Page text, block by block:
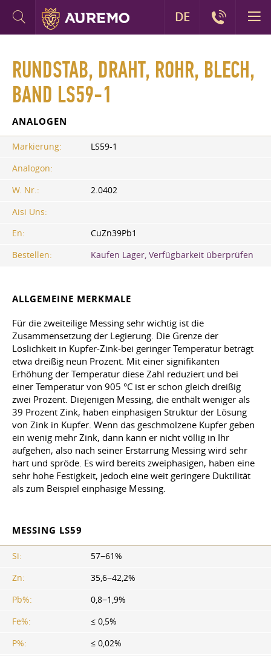
RUNDSTAB, DRAHT, ROHR, BLECH,
BAND LS59-1
ANALOGEN
Markierung:
LS59-1
Analogon:
W. Nr.:
2.0402
Aisi Uns:
En:
CuZn39Pb1
Bestellen:
Kaufen Lager, Verfügbarkeit überprüfen
ALLGEMEINE MERKMALE
Für die zweiteilige Messing sehr wichtig ist die
Zusammensetzung der Legierung. Die Grenze der
Löslichkeit in Kupfer-Zink-bei geringer Temperatur beträgt
etwa dreißig neun Prozent. Mit einer signifikanten
Erhöhung der Temperatur diese Zahl reduziert und bei
einer Temperatur von 905 °C ist er schon gleich dreißig
zwei Prozent. Diejenigen Messing, die enthält weniger als
39 Prozent Zink, haben einphasigen Struktur der Lösung
von Zink in Kupfer. Wenn das geschmolzene Kupfer geben
ein wenig mehr Zink, dann kann er nicht völlig in Ihr
aufgehen, also nach seiner Erstarrung Messing wird sehr
hart und spröde. Es wird bereits zweiphasigen, haben eine
sehr hohe Festigkeit, jedoch eine weit geringere Duktilität
als zum Beispiel einphasige Messing.
MESSING LS59
Si:
57−61%
Zn:
35,6−42,2%
Pb%:
0,8−1,9%
Fe%:
≤ 0,5%
P%:
≤ 0,02%
DE